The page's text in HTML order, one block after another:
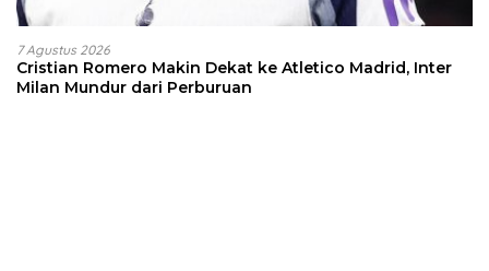
7 Agustus 2026
Cristian Romero Makin Dekat ke Atletico Madrid, Inter
Milan Mundur dari Perburuan